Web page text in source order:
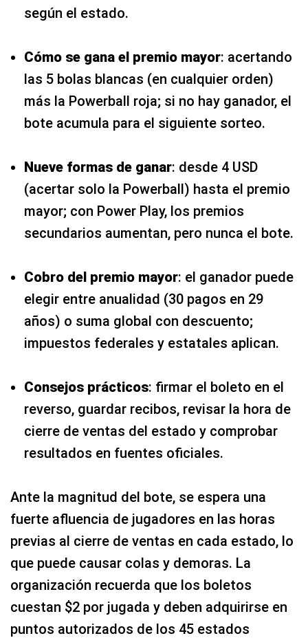
según el estado.
Cómo se gana el premio mayor: acertando
las 5 bolas blancas (en cualquier orden)
más la Powerball roja; si no hay ganador, el
bote acumula para el siguiente sorteo.
Nueve formas de ganar: desde 4 USD
(acertar solo la Powerball) hasta el premio
mayor; con Power Play, los premios
secundarios aumentan, pero nunca el bote.
Cobro del premio mayor: el ganador puede
elegir entre anualidad (30 pagos en 29
años) o suma global con descuento;
impuestos federales y estatales aplican.
Consejos prácticos: firmar el boleto en el
reverso, guardar recibos, revisar la hora de
cierre de ventas del estado y comprobar
resultados en fuentes oficiales.
Ante la magnitud del bote, se espera una
fuerte afluencia de jugadores en las horas
previas al cierre de ventas en cada estado, lo
que puede causar colas y demoras. La
organización recuerda que los boletos
cuestan $2 por jugada y deben adquirirse en
puntos autorizados de los 45 estados